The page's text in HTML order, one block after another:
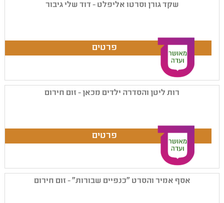
שקד גורן וסרטו אליפלט - דוד שלי גיבור
רות ליטן והסדרה ילדים מכאן - זום חירום
אסף אמיר והסרט "כנפיים שבורות" - זום חירום